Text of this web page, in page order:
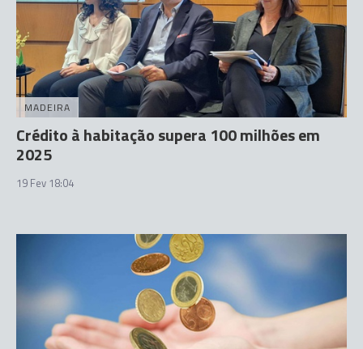
MADEIRA
Crédito à habitação supera 100 milhões em
2025
19 Fev 18:04